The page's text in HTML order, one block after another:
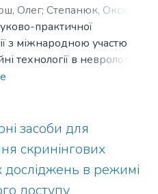
Олег; Степанюк, Оксана
Бойко, О. В.практичної
з міжнародною участю
технології в неврології,
і медичній
засоби для
скринінгових
в режимі